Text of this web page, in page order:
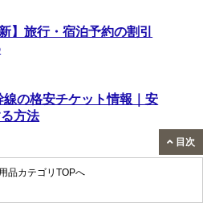
品カテゴリTOPへ
】旅行・宿泊予約の割引
線の格安チケット情報｜安
方法
】レンタカーのクーポン
方法とおすすめサイト
目次